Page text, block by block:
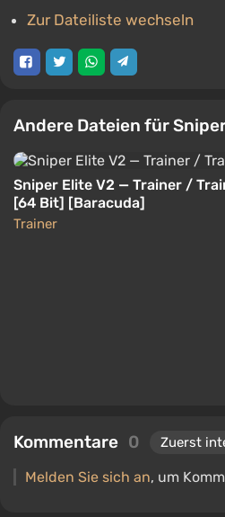
Zur Dateiliste wechseln
Andere Dateien für
Sniper Elite V2 — Trainer /
[64 Bit] [Baracuda]
Trainer
Kommentare 0
Melden Sie sich an, um